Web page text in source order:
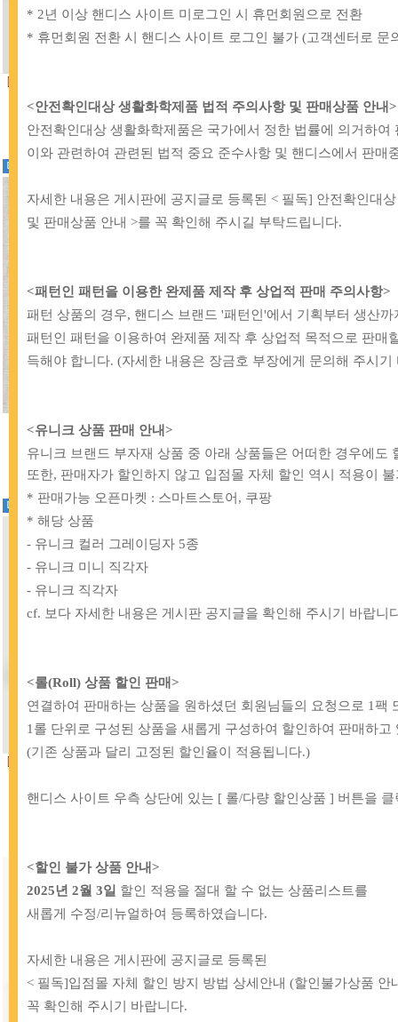
* 2년 이상 핸디스 사이트 미로그인 시 휴먼회원으로 전환
* 휴먼회원 전환 시 핸디스 사이트 로그인 불가 (고객센터로 문
<안전확인대상 생활화학제품 법적 주의사항 및 판매상품 안내>
안전확인대상 생활화학제품은 국가에서 정한 법률에 의거하여
이와 관련하여 관련된 법적 중요 준수사항 및 핸디스에서 판매
자세한 내용은 게시판에 공지글로 등록된 < 필독] 안전확인대
및 판매상품 안내 >를 꼭 확인해 주시길 부탁드립니다.
<패턴인 패턴을 이용한 완제품 제작 후 상업적 판매 주의사항>
패턴 상품의 경우, 핸디스 브랜드 '패턴인'에서 기획부터 생산
패턴인 패턴을 이용하여 완제품 제작 후 상업적 목적으로 판매
득해야 합니다. (자세한 내용은 장금호 부장에게 문의해 주시기
<유니크 상품 판매 안내>
유니크 브랜드 부자재 상품 중 아래 상품들은 어떠한 경우에도
또한, 판매자가 할인하지 않고 입점몰 자체 할인 역시 적용이
* 판매가능 오픈마켓 : 스마트스토어, 쿠팡
* 해당 상품
- 유니크 컬러 그레이딩자 5종
- 유니크 미니 직각자
- 유니크 직각자
cf. 보다 자세한 내용은 게시판 공지글을 확인해 주시기 바랍니
<롤(Roll) 상품 할인 판매>
연결하여 판매하는 상품을 원하셨던 회원님들의 요청으로 1팩
1롤 단위로 구성된 상품을 새롭게 구성하여 할인하여 판매하고
(기존 상품과 달리 고정된 할인율이 적용됩니다.)
핸디스 사이트 우측 상단에 있는 [ 롤/다량 할인상품 ] 버튼을
<할인 불가 상품 안내>
2025년 2월 3일 할인 적용을 절대 할 수 없는 상품리스트를
새롭게 수정/리뉴얼하여 등록하였습니다.
자세한 내용은 게시판에 공지글로 등록된
< 필독]입점몰 자체 할인 방지 방법 상세안내 (할인불가상품 안
꼭 확인해 주시기 바랍니다.
[BB]
12,000원
[BB]
83-980 아이론 열펜_블루
1,800원
[BB]43-935 프라임 소잉전용실_40 블
2,600원
[BB]
75-968 파인 프라임 소잉전용실
2,800원